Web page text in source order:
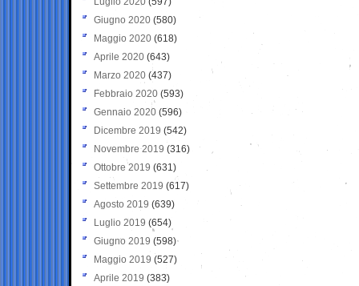
Giugno 2020 (580)
Maggio 2020 (618)
Aprile 2020 (643)
Marzo 2020 (437)
Febbraio 2020 (593)
Gennaio 2020 (596)
Dicembre 2019 (542)
Novembre 2019 (316)
Ottobre 2019 (631)
Settembre 2019 (617)
Agosto 2019 (639)
Luglio 2019 (654)
Giugno 2019 (598)
Maggio 2019 (527)
Aprile 2019 (383)